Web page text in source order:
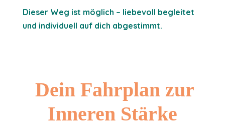
Dieser Weg ist möglich – liebevoll begleitet
und individuell auf dich abgestimmt.
Dein Fahrplan zur
Inneren Stärke